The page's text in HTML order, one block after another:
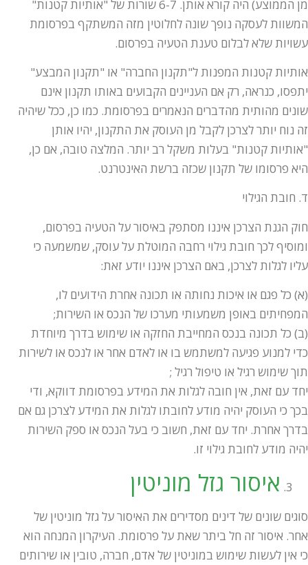
מן הממוצע) היה קורא אותן. 6-7 שורות של "אותיות קטנות"
המשוות לעסקה נופך שונה לחלוטין מזה המשתקף בפרסומת
עשויות שלא לבלום טענת הטעיה בפרסום.
אותיות קטנות המפנות ל"תקנון החברה" או "תקנון המבצע"
יתפסו, כנראה, רק אם העניינים הקבועים באותו תקנון אינם
שונים מהותית מהדברים הנאמרים בפרסומת. כמו כן, ככל שיהיה
זה נוח יותר לצרכן לקבל מן העוסק את התקנון, יהיו אותן
"אותיות קטנות" בעלות משקל רב יותר. המלצה טובה, אם כן,
היא פרסומו של תקנון שכזה ברשת האינטרנט.
ד. חובת הגילוי
חוק הגנת הצרכן איננו מסתפק באיסור על הטעיה בפרסום,
ומוסיף לכך חובת גילוי רחבה המוטלת על עוסק, שמשמעה כי
עליו לגלות לצרכן, באם הצרכן איננו יודע זאת:
(א) כל פגם או איכות נחותה או תכונה אחרת הידועים לו,
המפחיתים באופן משמעותי מערכו של הנכס או השירות;
(ב) כל תכונה בנכס המחייבת החזקה או שימוש בדרך מיוחדת
כדי למנוע פגיעה למשתמש בו או לאדם אחר או לנכס או לשירות
תוך שימוש רגיל או טיפול רגיל ;
יחד עם זאת, אין חובה לגלות את המידע בפרסומת דווקא, ודי
בכך כי העוסק יהיה מודע לחובתו לגלות את המידע לצרכן גם אם
בדרך אחרת. יחד עם זאת, חשוב כי בעל הנכס או ספק השירות
יהיה מודע לחובת גילוי זו.
איסור גזל מוניטין
סוגים שונים של דינים מסדירים את האיסור על גזל מוניטין של
אחר. איסור זה חל ביתר שאת על פרסומת. העיקרון המנחה הוא
כי אין לעשות שימוש במוניטין של אדם, חברה, טובין או שירותים